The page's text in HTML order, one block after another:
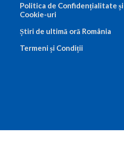
Politica de Confidențialitate și
Cookie-uri
Știri de ultimă oră România
Termeni și Condiții